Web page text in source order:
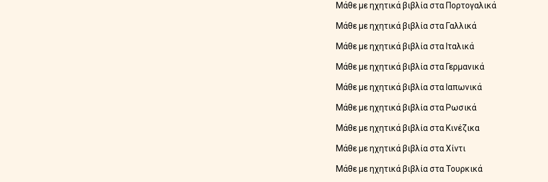
Μάθε με ηχητικά βιβλία στα Πορτογαλικά
Μάθε με ηχητικά βιβλία στα Γαλλικά
Μάθε με ηχητικά βιβλία στα Ιταλικά
Μάθε με ηχητικά βιβλία στα Γερμανικά
Μάθε με ηχητικά βιβλία στα Ιαπωνικά
Μάθε με ηχητικά βιβλία στα Ρωσικά
Μάθε με ηχητικά βιβλία στα Κινέζικα
Μάθε με ηχητικά βιβλία στα Χίντι
Μάθε με ηχητικά βιβλία στα Τουρκικά